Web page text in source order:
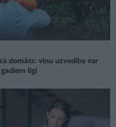
domāts: viņu uzvedība var
ilgi